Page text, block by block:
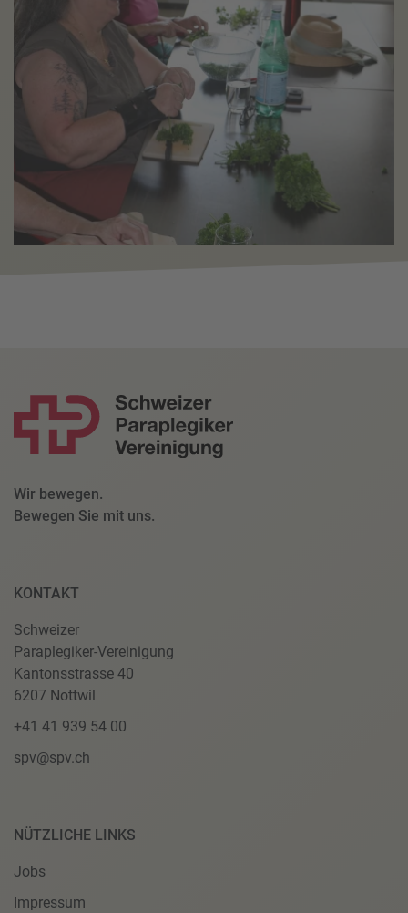
Wir bewegen.
Bewegen Sie mit uns.
KONTAKT
Schweizer
Paraplegiker-Vereinigung
Kantonsstrasse 40
6207 Nottwil
+41 41 939 54 00
spv@spv.ch
NÜTZLICHE LINKS
Jobs
Impressum